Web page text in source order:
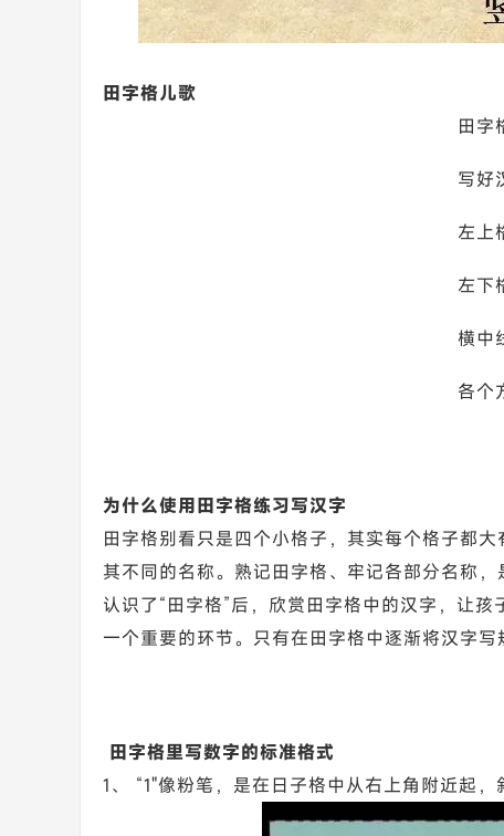
田字格儿歌
田字
写好
左上
左下
横中
各个
为什么使用田字格练习写汉字
田字格别看只是四个小格子，其实每个格子都
其不同的名称。熟记田字格、牢记各部分名称，
认识了“田字格”后，欣赏田字格中的汉字，让
一个重要的环节。只有在田字格中逐渐将汉字
田字格里写数字的标准格式
1、 “1"像粉笔，是在日子格中从右上角附近起